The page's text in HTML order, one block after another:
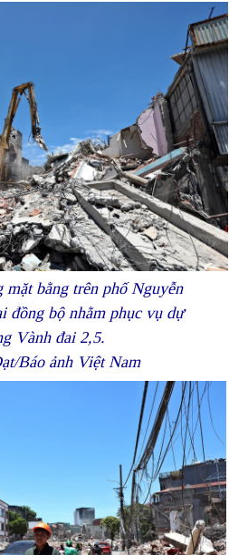
mặt bằng trên phố Nguyễn
đồng bộ nhằm phục vụ dự
Vành đai 2,5.
Báo ảnh Việt Nam